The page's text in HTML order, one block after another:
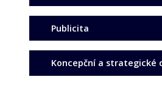
Publicita
Koncepční a strategické